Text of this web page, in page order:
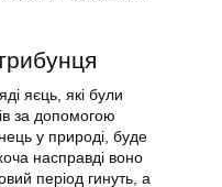
яєць, які були
за допомогою
у природі, буде
насправді воно
період гинуть, а